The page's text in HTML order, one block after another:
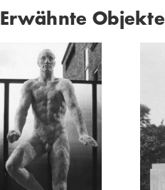
Erwähnte Objekte